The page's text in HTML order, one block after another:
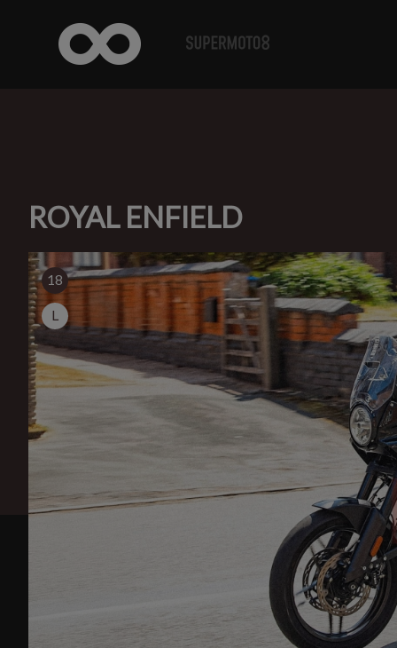
ROYAL ENFIELD
18
L